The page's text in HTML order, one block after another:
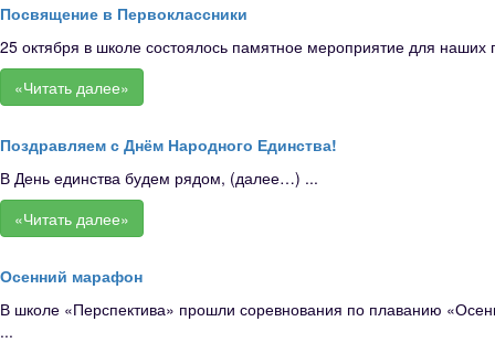
Посвящение в Первоклассники
25 октября в школе состоялось памятное мероприятие для
«Читать далее»
Поздравляем с Днём Народного Единства!
В День единства будем рядом, (далее…) ...
«Читать далее»
Осенний марафон
В школе «Перспектива» прошли соревнования по плаванию
...